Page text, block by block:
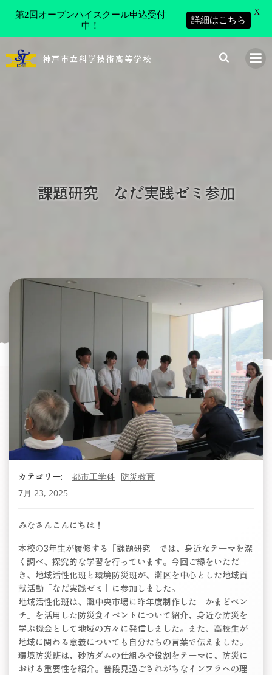
ン
神戸市立科学技術高等学校
課題研究 なだ実践ゼミ参加
カテゴリー: 都市工学科 防災教育
7月 23, 2025
みなさんこんにちは！
本校の3年生が履修する「課題研究」では、身近なテーマを深
く調べ、探究的な学習を行っています。今回ご縁をいただ
き、地域活性化班と環境防災班が、灘区を中心とした地域貢
献活動「なだ実践ゼミ」に参加しました。
地域活性化班は、灘中央市場に昨年度制作した「かまどベン
チ」を活用した防災食イベントについて紹介、身近な防災を
学ぶ機会として地域の方々に発信しました。また、高校生が
地域に関わる意義についても自分たちの言葉で伝えました。
環境防災班は、砂防ダムの仕組みや役割をテーマに、防災に
おける重要性を紹介。普段見過ごされがちなインフラへの理
第2回オープンハイスクール申込受付
中！
詳細はこちら
X